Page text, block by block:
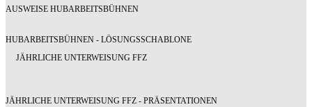
AUSWEISE HUBARBEITSBÜHNEN
HUBARBEITSBÜHNEN - LÖSUNGSSCHABLONE
JÄHRLICHE UNTERWEISUNG FFZ
JÄHRLICHE UNTERWEISUNG FFZ - PRÄSENTATIONEN